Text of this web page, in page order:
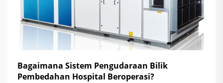
Bagaimana Sistem Pengudaraan Bilik
Pembedahan Hospital Beroperasi?